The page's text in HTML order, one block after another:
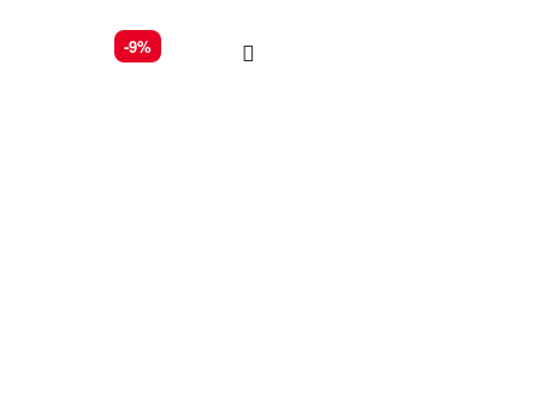
-9%